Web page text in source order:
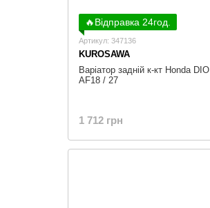
🔥Відправка 24год.
Артикул: 347136
KUROSAWA
Варіатор задній к-кт Honda DIO
AF18 / 27
1 712 грн